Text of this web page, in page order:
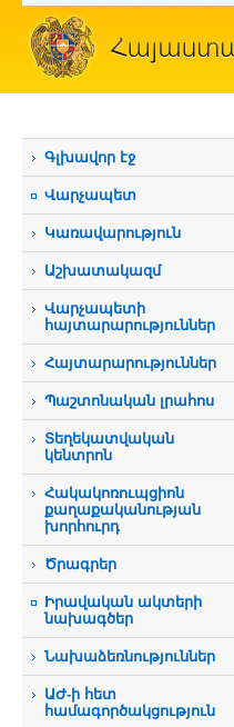
Գլխավոր էջ
Վարչապետ
Կառավարություն
Աշխատակազմ
Վարչապետի
հայտարարություններ
Հայտարարություններ
Պաշտոնական լրահոս
Տեղեկատվական
կենտրոն
Հակակոռուպցիոն
քաղաքականության
խորհուրդ
Ծրագրեր
Իրավական ակտերի
նախագծեր
Նախաձեռնություններ
ԱԺ-ի հետ
համագործակցություն